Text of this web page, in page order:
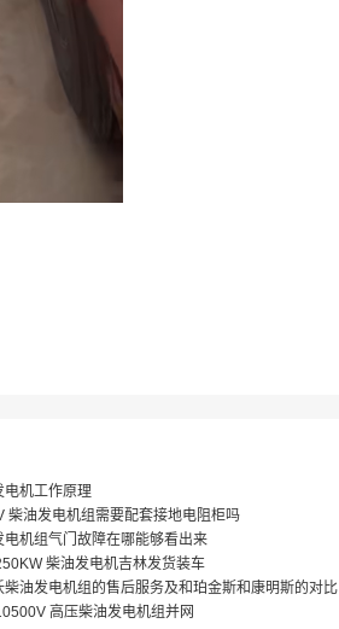
电机工作原理
柴油发电机组需要配套接地电阻柜吗
电机组气门故障在哪能够看出来
柴油发电机吉林发货装车
柴油发电机组的售后服务及和珀金斯和康明斯的对比
高压柴油发电机组并网